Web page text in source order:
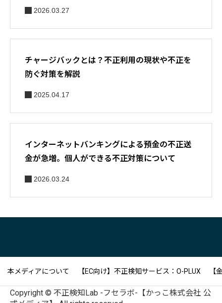
2026.03.27
チャージバックとは？不正利用の現状や不正を
防ぐ対策を解説
2025.04.17
インターネットバンキングによる預金の不正送
金が急増。個人ができる不正対策について
2026.03.24
本メディアについて 【EC向け】不正検知サービス：O-PLUX 【
Copyright © 不正検知Lab -フセラボ-【かっこ株式会社 公